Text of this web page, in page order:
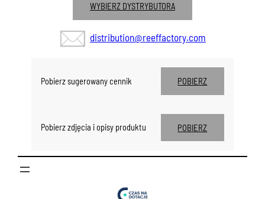
WYBIERZ DYSTRYBUTORA
distribution@reeffactory.com
Pobierz sugerowany cennik POBIERZ
Pobierz zdjęcia i opisy produktu POBIERZ